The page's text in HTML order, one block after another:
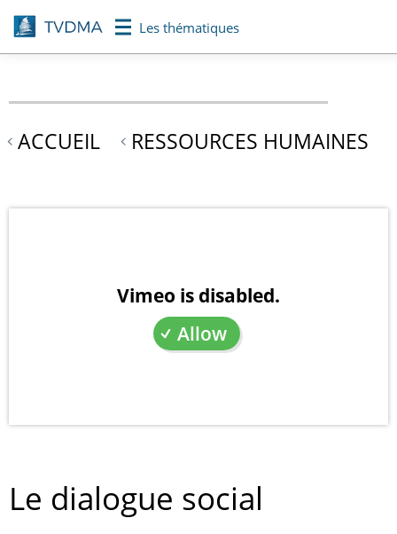
Aller
au
contenu
Les thématiques
ACCUEIL RESSOURCES HUMAINES
Vimeo is disabled.
Allow
Le dialogue social